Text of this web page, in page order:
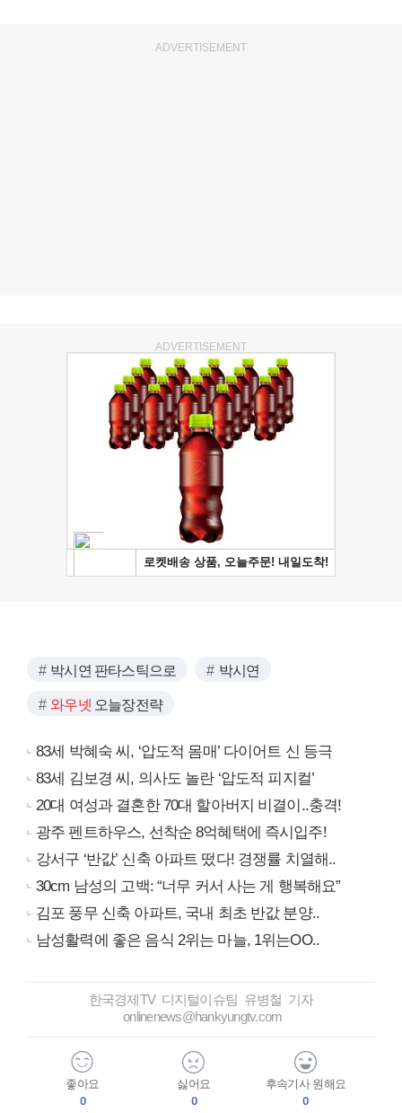
ADVERTISEMENT
ADVERTISEMENT
박시연 판타스틱으로 박시연
와우넷 오늘장전략
83세 박혜숙 씨, ‘압도적 몸매’ 다이어트 신 등극
83세 김보경 씨, 의사도 놀란 ‘압도적 피지컬’
20대 여성과 결혼한 70대 할아버지 비결이..충격!
광주 펜트하우스, 선착순 8억혜택에 즉시입주!
강서구 ‘반값’ 신축 아파트 떴다! 경쟁률 치열해..
30cm 남성의 고백: “너무 커서 사는 게 행복해요”
김포 풍무 신축 아파트, 국내 최초 반값 분양..
남성활력에 좋은 음식 2위는 마늘, 1위는OO..
한국경제TV 디지털이슈팀 유병철 기자
onlinenews@hankyungtv.com
좋아요
0
싫어요
0
후속기사 원해요
0